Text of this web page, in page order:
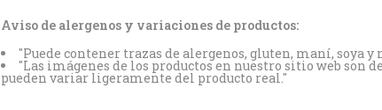
Aviso de alergenos y variaciones de productos:
"Puede contener trazas de alergenos, gluten, maní, soya y
"Las imágenes de los productos en nuestro sitio web son
pueden variar ligeramente del producto real."